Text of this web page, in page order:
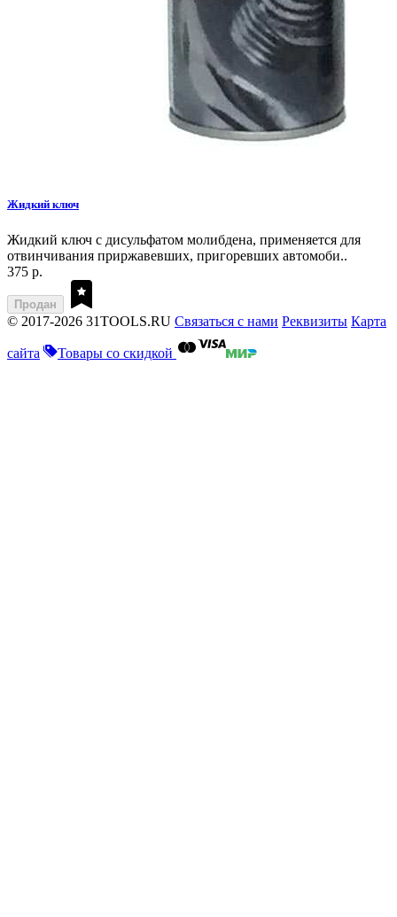
Жидкий ключ
Жидкий ключ с дисульфатом молибдена, применяется для
отвинчивания приржавевших, пригоревших автомоби..
375 р.
Продан
© 2017-2026 31TOOLS.RU Связаться с нами Реквизиты Карта
сайта Товары со скидкой